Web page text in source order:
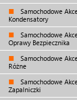
Samochodowe
Kondensatory
Samochodowe
Oprawy Bezpiecznika
Samochodowe
Różne
Samochodowe
Zapalniczki